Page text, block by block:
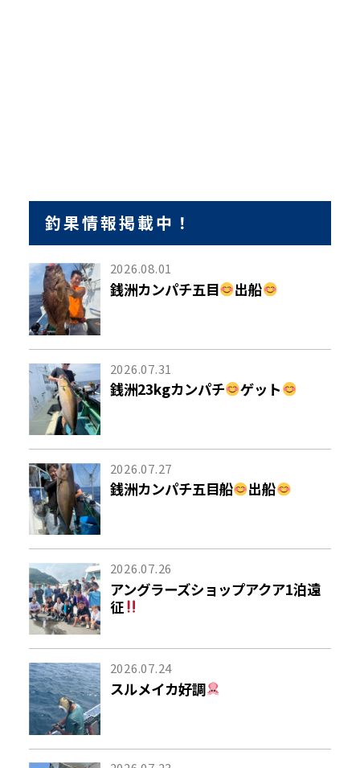
釣果情報掲載中！
2026.08.01
銭洲カンパチ五目 出船
2026.07.31
銭洲23kgカンパチ ゲット
2026.07.27
銭洲カンパチ五目船 出船
2026.07.26
アングラーズショップアクア1泊遠
征
2026.07.24
スルメイカ好調